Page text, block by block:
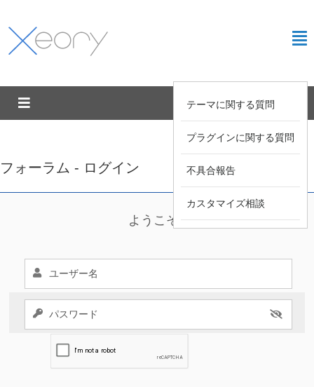
テーマに関する質問
プラグインに関する質問
不具合報告
カスタマイズ相談
フォーラム - ログイン
ようこそ !